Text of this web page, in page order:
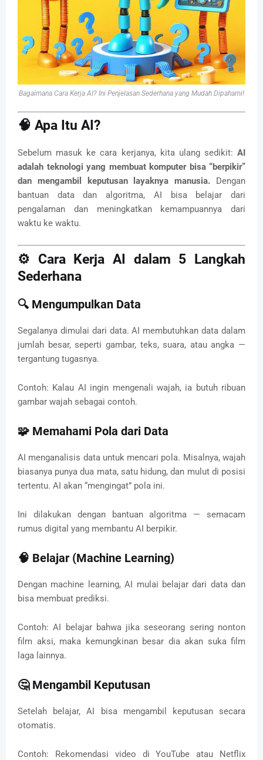
Bagaimana Cara Kerja AI? Ini Penjelasan Sederhana yang Mudah Dipahami!
🧠 Apa Itu AI?
Sebelum masuk ke cara kerjanya, kita ulang sedikit: AI
adalah teknologi yang membuat komputer bisa “berpikir”
dan mengambil keputusan layaknya manusia. Dengan
bantuan data dan algoritma, AI bisa belajar dari
pengalaman dan meningkatkan kemampuannya dari
waktu ke waktu.
⚙️ Cara Kerja AI dalam 5 Langkah
Sederhana
🔍 Mengumpulkan Data
Segalanya dimulai dari data. AI membutuhkan data dalam
jumlah besar, seperti gambar, teks, suara, atau angka —
tergantung tugasnya.
Contoh: Kalau AI ingin mengenali wajah, ia butuh ribuan
gambar wajah sebagai contoh.
🧩 Memahami Pola dari Data
AI menganalisis data untuk mencari pola. Misalnya, wajah
biasanya punya dua mata, satu hidung, dan mulut di posisi
tertentu. AI akan “mengingat” pola ini.
Ini dilakukan dengan bantuan algoritma — semacam
rumus digital yang membantu AI berpikir.
🧠 Belajar (Machine Learning)
Dengan machine learning, AI mulai belajar dari data dan
bisa membuat prediksi.
Contoh: AI belajar bahwa jika seseorang sering nonton
film aksi, maka kemungkinan besar dia akan suka film
laga lainnya.
🤔 Mengambil Keputusan
Setelah belajar, AI bisa mengambil keputusan secara
otomatis.
Contoh: Rekomendasi video di YouTube atau Netflix